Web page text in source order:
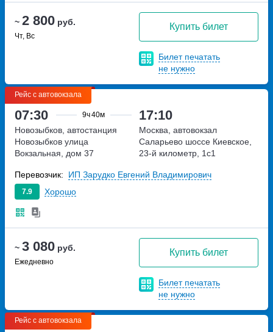
~ 2 800 руб.
Чт, Вс
Купить билет
Билет печатать
не нужно
Рейс с автовокзала
07:30 9ч40м 17:10
~ 3 080 руб.
Ежедневно
Купить билет
Билет печатать
не нужно
Новозыбков, автостанция
Новозыбков улица
Вокзальная, дом 37
Москва, автовокзал
Саларьево шоссе Киевское,
23-й километр, 1с1
7.9 Хорошо
Перевозчик: ИП Зарудко Евгений Владимирович
Рейс с автовокзала